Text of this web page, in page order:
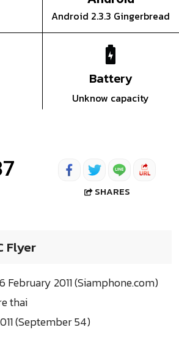
Android 2.3.3 Gingerbread
Battery
Unknow capacity
SHARES
Flyer
February 2011 (Siamphone.com)
thai
(September 54)